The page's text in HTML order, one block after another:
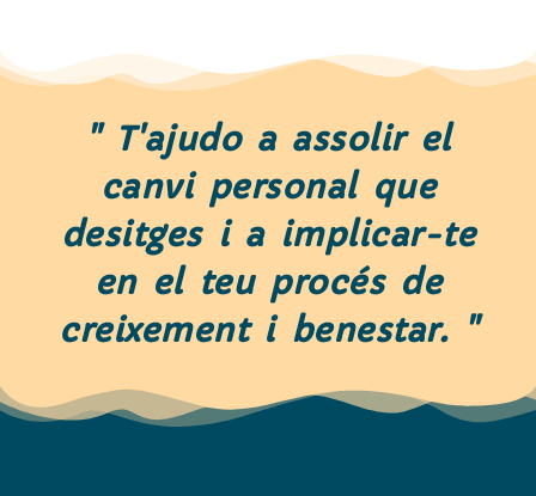
" T'ajudo a assolir el
canvi personal que
desitges i a implicar-te
en el teu procés de
creixement i benestar. "